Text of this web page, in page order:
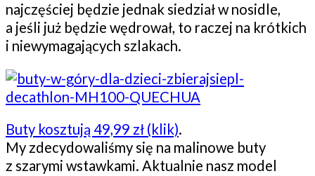
najczęściej będzie jednak siedział w nosidle,
a jeśli już będzie wędrował, to raczej na krótkich
i niewymagających szlakach.
Buty kosztują 49,99 zł (klik).
My zdecydowaliśmy się na malinowe buty
z szarymi wstawkami. Aktualnie nasz model